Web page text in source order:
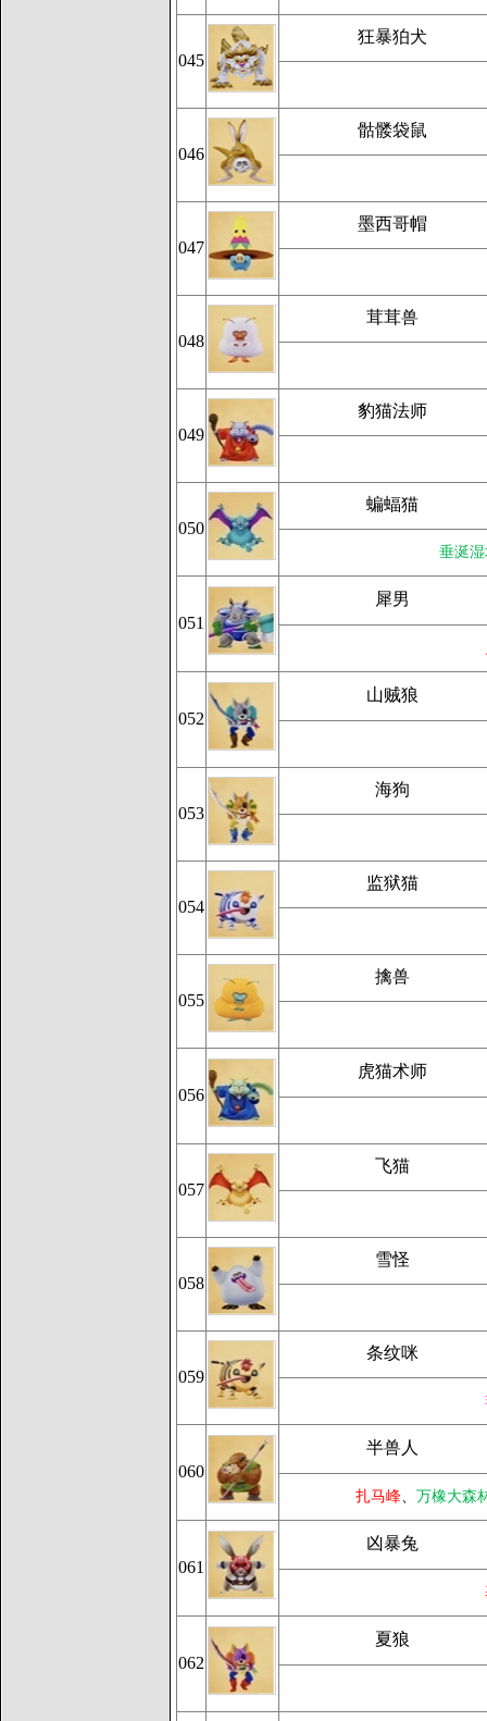
045
狂暴狛犬
046
骷髅袋鼠
047
墨西哥帽
048
茸茸兽
049
豹猫法师
050
蝙蝠猫
垂涎湿
051
犀男
052
山贼狼
053
海狗
054
监狱猫
055
擒兽
056
虎猫术师
057
飞猫
058
雪怪
059
条纹咪
060
半兽人
扎马峰、 万橡大森
061
凶暴兔
062
夏狼